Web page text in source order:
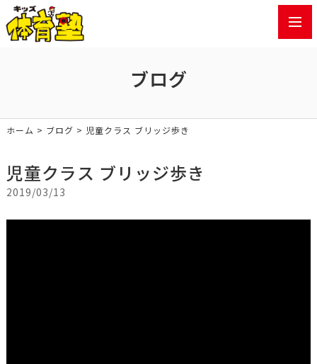
ブログ
ホーム > ブログ > 児童クラス ブリッジ歩き
児童クラス ブリッジ歩き
2019/03/13